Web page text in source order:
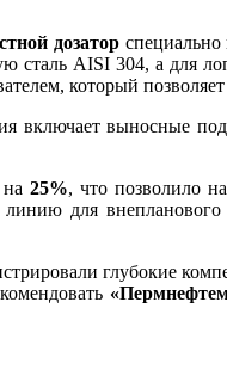
дозатор
сталь AISI 304, а для
который
включает выносные
на25%, что позволило
для
глубокие